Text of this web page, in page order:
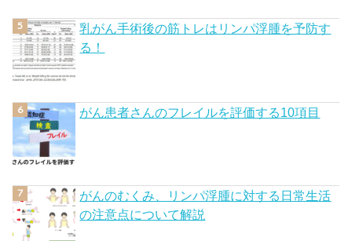
乳がん手術後の筋トレはリンパ浮腫を予防す
る！
がん患者さんのフレイルを評価する10項目
がんのむくみ、リンパ浮腫に対する日常生活
の注意点について解説